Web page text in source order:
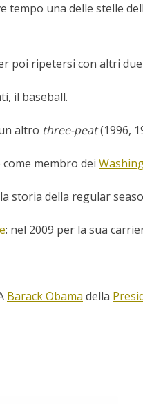
tempo una delle stelle
poi ripetersi con altri
il baseball.
altro three-peat(1996,
membro dei
storia della regular
: nel 2009 per la sua
Barack Obama della